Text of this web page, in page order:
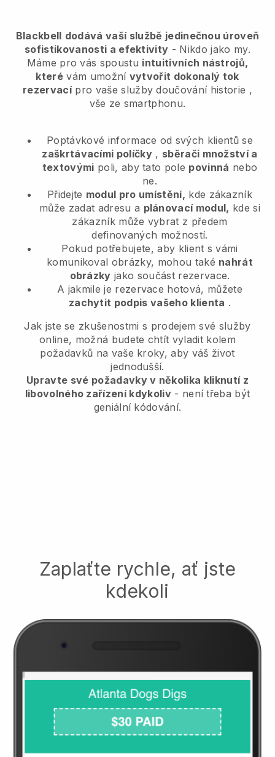
Blackbell dodává vaší službě jedinečnou úroveň
sofistikovanosti a efektivity - Nikdo jako my.
Máme pro vás spoustu intuitivních nástrojů,
které vám umožní vytvořit dokonalý tok
rezervací pro vaše služby doučování historie ,
vše ze smartphonu.
Poptávkové informace od svých klientů se
zaškrtávacími políčky , sběrači množství a
textovými poli, aby tato pole povinná nebo
ne.
Přidejte modul pro umístění, kde zákazník
může zadat adresu a plánovací modul, kde si
zákazník může vybrat z předem
definovaných možností.
Pokud potřebujete, aby klient s vámi
komunikoval obrázky, mohou také nahrát
obrázky jako součást rezervace.
A jakmile je rezervace hotová, můžete
zachytit podpis vašeho klienta .
Jak jste se zkušenostmi s prodejem své služby
online, možná budete chtít vyladit kolem
požadavků na vaše kroky, aby váš život
jednodušší.
Upravte své požadavky v několika kliknutí z
libovolného zařízení kdykoliv- není třeba být
geniální kódování.
Zaplaťte rychle, ať jste
kdekoli